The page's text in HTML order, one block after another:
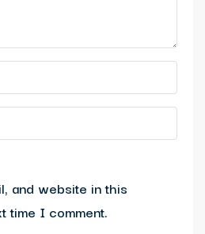
and website in this
time I comment.